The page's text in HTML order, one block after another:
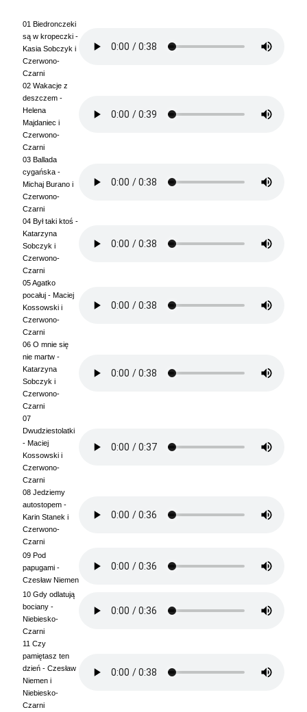
01 Biedronczeki
są w kropeczki -
Kasia Sobczyk i
Czerwono-
Czarni
02 Wakacje z
deszczem -
Helena
Majdaniec i
Czerwono-
Czarni
03 Ballada
cygańska -
Michaj Burano i
Czerwono-
Czarni
04 Był taki ktoś -
Katarzyna
Sobczyk i
Czerwono-
Czarni
05 Agatko
pocałuj - Maciej
Kossowski i
Czerwono-
Czarni
06 O mnie się
nie martw -
Katarzyna
Sobczyk i
Czerwono-
Czarni
07
Dwudziestolatki
- Maciej
Kossowski i
Czerwono-
Czarni
08 Jedziemy
autostopem -
Karin Stanek i
Czerwono-
Czarni
09 Pod
papugami -
Czesław Niemen
10 Gdy odlatują
bociany -
Niebiesko-
Czarni
11 Czy
pamiętasz ten
dzień - Czesław
Niemen i
Niebiesko-
Czarni